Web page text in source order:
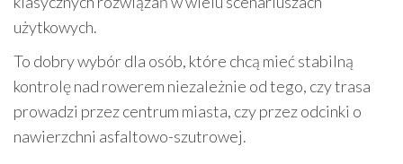
użytkowych.
To dobry wybór dla osób, które chcą mieć stabilną
kontrolę nad rowerem niezależnie od tego, czy trasa
prowadzi przez centrum miasta, czy przez odcinki o
nawierzchni asfaltowo-szutrowej.